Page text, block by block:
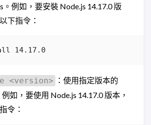
。例如，要安裝 Node.js 14.17.0 版
下指令：
<version> ：使用指定版本的
如，要使用 Node.js 14.17.0 版本，
令：